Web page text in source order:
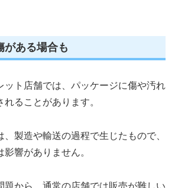
がある場合も
ット店舗では、パッケージに傷や汚れ
ることがあります。
、製造や輸送の過程で生じたもので、
響がありません。
題から、通常の店舗では販売が難しい